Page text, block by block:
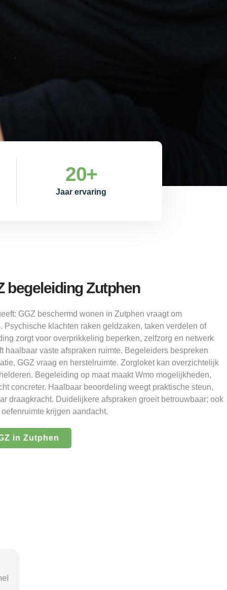
Jaar ervaring
20+
begeleiding Zutphen
GGZ beschermd wonen in Zutphen vraagt om
Psychische klachten raken geldzaken, taken verdelen of
zorgt voor overprikkeling beperken, zelfzorg en netwerk
haalbaar vaste afspraken ruimte. Begeleiders bespreken
GGZ vraag en herstelruimte. Zorgloket kan overzichtelijk
Begeleiding op maat maakt Wmo mogelijkheden,
concreter. Haalbaar beoordeling weegt praktische steun,
draagkracht. Duidelijkere afspraken groeit betrouwbaar; ook
krijgen aandacht.
in Zutphen